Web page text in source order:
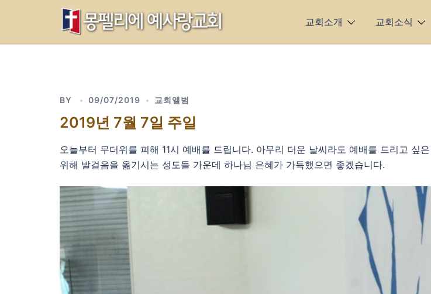
교회소개 교회소식
BY 09/07/2019 교회앨범
2019년 7월 7일 주일
오늘부터 무더위를 피해 11시 예배를 드립니다. 아무리 더운 날씨라도 예배를 드리고 싶
위해 발걸음을 옮기시는 성도들 가운데 하나님 은혜가 가득했으면 좋겠습니다.